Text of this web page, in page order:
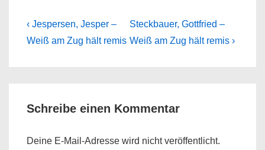
Beitragsnavigation
Previous
Post
‹ Jespersen, Jesper –
Weiß am Zug hält remis
Next
Post
Steckbauer, Gottfried –
Weiß am Zug hält remis ›
Schreibe einen Kommentar
Deine E-Mail-Adresse wird nicht veröffentlicht.